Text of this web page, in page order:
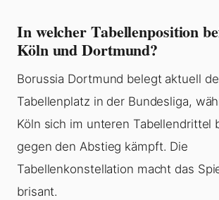
In welcher Tabellenposition
Köln und Dortmund?
Borussia Dortmund belegt aktuell
Tabellenplatz in der Bundesliga,
Köln sich im unteren Tabellendrittel
gegen den Abstieg kämpft. Die
Tabellenkonstellation macht das
brisant.